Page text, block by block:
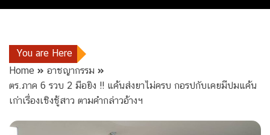
You are Here
Home
อาชญากรรม
ตร.ภาค 6 รวบ 2 มือยิง !! แค้นส่งยาไม่ครบ กอรปกับเคยมีปมแค้น
เก่าเรื่องเชิงชู้สาว ตามคำกล่าวอ้างฯ